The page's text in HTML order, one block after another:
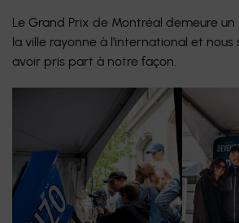
Le Grand Prix de Montréal demeure
la ville rayonne à l’international et nous
avoir pris part à notre façon.